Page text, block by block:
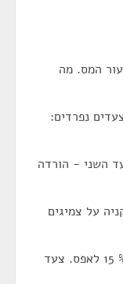
נשאר הפער של % 7 בשיעור המס. מה
נפרדים:
השני - הורדה
על צמיגים
הממשלה על הורדה הדרגתית של המס מ-% 15 לאפס. צעד